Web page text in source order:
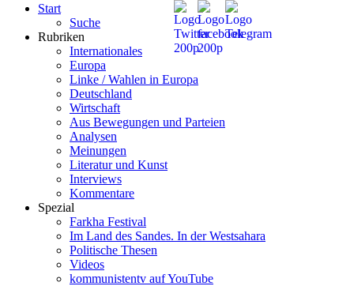
Start
Suche
Rubriken
Internationales
Europa
Linke / Wahlen in Europa
Deutschland
Wirtschaft
Aus Bewegungen und Parteien
Analysen
Meinungen
Literatur und Kunst
Interviews
Kommentare
Spezial
Farkha Festival
Im Land des Sandes. In der Westsahara
Politische Thesen
Videos
kommunistentv auf YouTube